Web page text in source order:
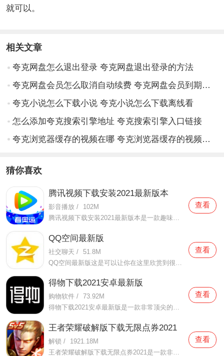
就可以。
相关文章
夸克网盘怎么退出登录 夸克网盘退出登录的方法
夸克网盘会员怎么取消自动续费 夸克网盘会员到期后容量也没了吗
夸克小说怎么下载小说 夸克小说怎么下载离线看
怎么添加夸克搜索引擎地址 夸克搜索引擎入口链接
夸克浏览器缓存的视频在哪 夸克浏览器缓存的视频位置介绍
猜你喜欢
腾讯视频下载安装2021最新版本
影音播放 /
102M
腾讯视频下载安装2021最新版本是一款趣味性非常强的手机视频播放软件。在这款腾讯视频下载安装2021最新版本有很多当下热播的影片资源，在这里面可以看到有很多的精彩的影片，你想要观看的电视剧、电影、综艺、动漫等等统统都汇聚在这里面，影片的内容也都是非常丰富的，用户们
查看
QQ空间最新版
社交聊天 / 51.8M
查看
得物下载2021安卓最新版
购物软件 / 73.92M
得物下载2021安卓最新版是一款非常顶尖的潮流购物软件。在这款得物下载2021安卓最新版中拥有非常多当下潮流的时尚单品以及各种各样的球鞋，在这里为了让用户们在购买的时候可以放心，你所购买的每一件商品都会经过专业的鉴定，这里面汇聚了数百位专业的鉴定师会对你所购买的商
查看
王者荣耀破解版下载无限点券2021
解锁 /
1921.18M
王者荣耀破解版下载无限点券2021是一款非常火热的手机游戏。在这款王者荣耀破解版下载无限点券2021中有着非常好用的辅助工具，在这里面你可以轻轻松松就获得点券的使用，而且还是可以无限使用的哦，完全没有受限制，只要你下载了这款王者荣耀破解版下载无限点券2021之后就可以
查看